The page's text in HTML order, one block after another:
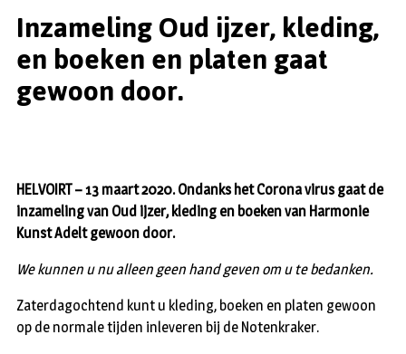
Inzameling Oud ijzer, kleding,
en boeken en platen gaat
gewoon door.
HELVOIRT – 13 maart 2020. Ondanks het Corona virus gaat de
inzameling van Oud ijzer, kleding en boeken van Harmonie
Kunst Adelt gewoon door.
We kunnen u nu alleen geen hand geven om u te bedanken.
Zaterdagochtend kunt u kleding, boeken en platen gewoon
op de normale tijden inleveren bij de Notenkraker.